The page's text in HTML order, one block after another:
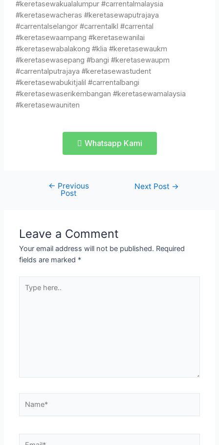
#keretasewakualalumpur #carrentalmalaysia
#keretasewacheras #keretasewaputrajaya
#carrentalselangor #carrentalkl #carrental
#keretasewaampang #keretasewanilai
#keretasewabalakong #klia #keretasewaukm
#keretasewasepang #bangi #keretasewaupm
#carrentalputrajaya #keretasewastudent
#keretasewabukitjalil #carrentalbangi
#keretasewaserikembangan #keretasewamalaysia
#keretasewauniten
Whatsapp Kami
← Previous
Post
Next Post →
Leave a Comment
Your email address will not be published. Required
fields are marked *